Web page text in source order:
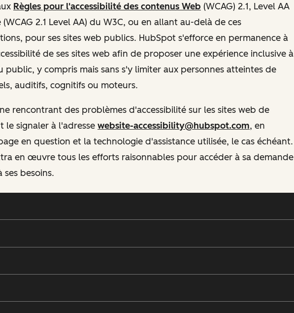
Règles pour l'accessibilité des contenus Web (WCAG) 2.1, Level AA
2.1 Level AA) du W3C, ou en allant au-delà de ces
pour ses sites web publics. HubSpot s'efforce en permanence à
de ses sites web afin de proposer une expérience inclusive à
public, y compris mais sans s'y limiter aux personnes atteintes de
auditifs, cognitifs ou moteurs.
rencontrant des problèmes d'accessibilité sur les sites web de
le signaler à l'adresse website-accessibility@hubspot.com, en
en question et la technologie d'assistance utilisée, le cas échéant.
en œuvre tous les efforts raisonnables pour accéder à sa demande
besoins.